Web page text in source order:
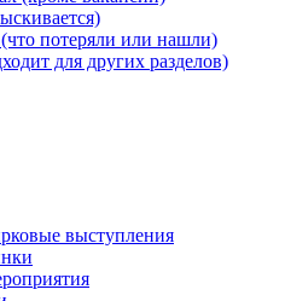
потеряли или нашли)
для других разделов)
выступления